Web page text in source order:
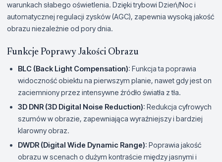
warunkach słabego oświetlenia. Dzięki trybowi Dzień/Noc i
automatycznej regulacji zysków (AGC), zapewnia wysoką jakość
obrazu niezależnie od pory dnia.
Funkcje Poprawy Jakości Obrazu
BLC (Back Light Compensation): Funkcja ta poprawia
widoczność obiektu na pierwszym planie, nawet gdy jest on
zaciemniony przez intensywne źródło światła z tła.
3D DNR (3D Digital Noise Reduction): Redukcja cyfrowych
szumów w obrazie, zapewniająca wyraźniejszy i bardziej
klarowny obraz.
DWDR (Digital Wide Dynamic Range): Poprawia jakość
obrazu w scenach o dużym kontraście między jasnymi i